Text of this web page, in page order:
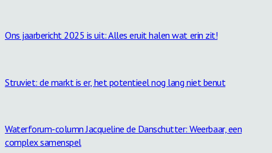
Ons jaarbericht 2025 is uit: Alles eruit halen wat erin zit!
Struviet: de markt is er, het potentieel nog lang niet benut
Waterforum-column Jacqueline de Danschutter: Weerbaar, een
complex samenspel